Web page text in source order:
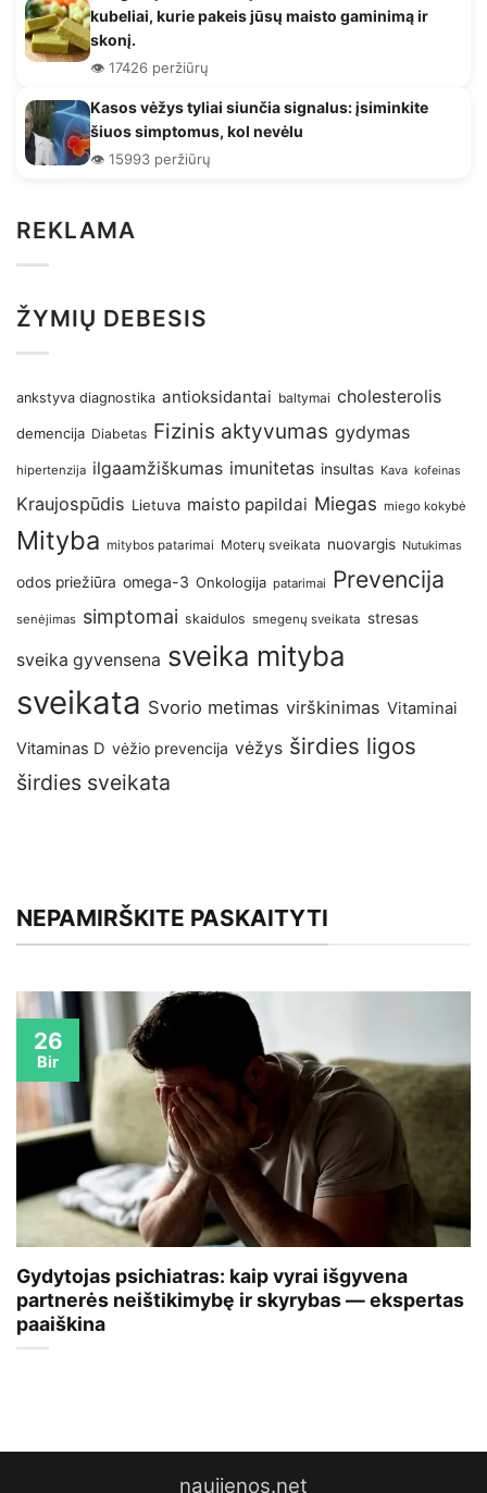
kubeliai, kurie pakeis jūsų maisto gaminimą ir
skonį.
👁️ 17426 peržiūrų
Kasos vėžys tyliai siunčia signalus: įsiminkite
šiuos simptomus, kol nevėlu
👁️ 15993 peržiūrų
REKLAMA
ŽYMIŲ DEBESIS
ankstyva diagnostika antioksidantai baltymai cholesterolis
demencija Diabetas Fizinis aktyvumas gydymas
hipertenzija ilgaamžiškumas imunitetas insultas Kava kofeinas
Kraujospūdis Lietuva maisto papildai Miegas miego kokybė
Mityba mitybos patarimai Moterų sveikata nuovargis Nutukimas
odos priežiūra omega-3 Onkologija patarimai Prevencija
senėjimas simptomai skaidulos smegenų sveikata stresas
sveika gyvensena sveika mityba
sveikata Svorio metimas virškinimas Vitaminai
Vitaminas D vėžio prevencija vėžys širdies ligos
širdies sveikata
NEPAMIRŠKITE PASKAITYTI
Gydytojas psichiatras: kaip vyrai išgyvena
partnerės neištikimybę ir skyrybas — ekspertas
paaiškina
26
Bir
naujienos.net